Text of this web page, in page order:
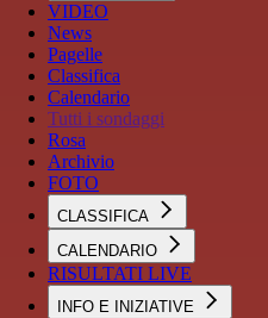
VIDEO
News
Pagelle
Classifica
Calendario
Tutti i sondaggi
Rosa
Archivio
FOTO
CLASSIFICA
CALENDARIO
RISULTATI LIVE
INFO E INIZIATIVE